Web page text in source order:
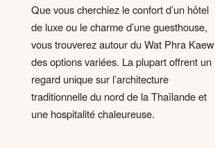
Que vous cherchiez le confort d’un hôtel
de luxe ou le charme d’une guesthouse,
vous trouverez autour du Wat Phra Kaew
des options variées. La plupart offrent un
regard unique sur l’architecture
traditionnelle du nord de la Thaïlande et
une hospitalité chaleureuse.